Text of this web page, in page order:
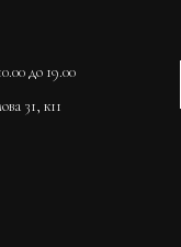
до 19.00
31, к11